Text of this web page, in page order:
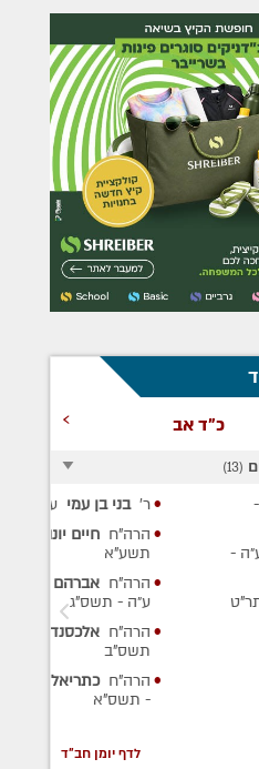
› כ"ד אב
(
13
)
עמי
- תשע"ז
חיים יונה צ'רנוחוב ע״ה -
אברהם כ"ץ (אברמוביץ)
אלכסנדר גוטמן ע״ה-
כתריאל חיים אליעזרוב ע״ה
לדף יומן חב"ד